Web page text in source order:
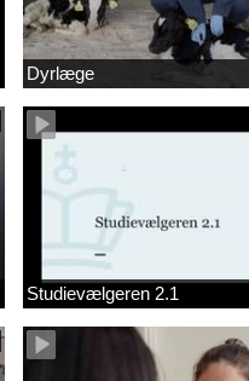
Dyrlæge
Studievælgeren 2.1